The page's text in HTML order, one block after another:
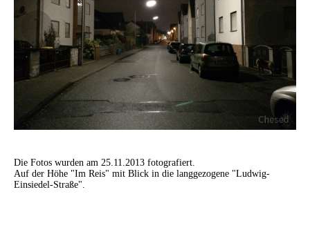
Die Fotos wurden am 25.11.2013 fotografiert.
Auf der Höhe "Im Reis" mit Blick in die langgezogene "Ludwig-
Einsiedel-Straße".